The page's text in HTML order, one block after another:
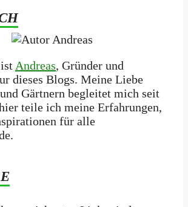
Andreas, Gründer und
dieses Blogs. Meine Liebe
Gärtnern begleitet mich seit
teile ich meine Erfahrungen,
für alle